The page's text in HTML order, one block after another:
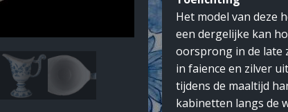
Het model van deze
een dergelijke kan
oorsprong in de late
in faience en zilver
tijdens de maaltijd
kabinetten langs de